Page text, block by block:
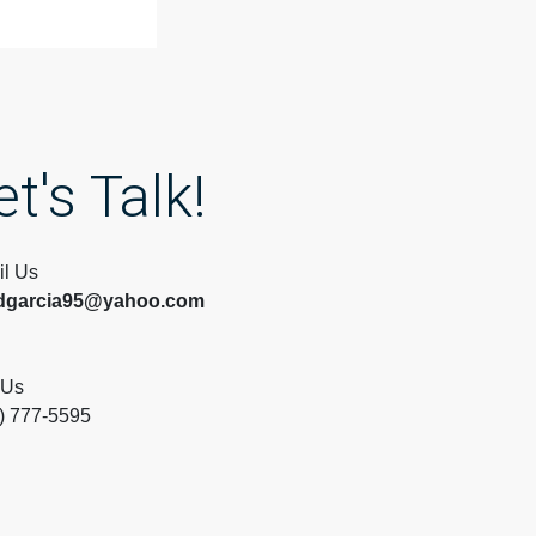
Talk!
Us
777-5595